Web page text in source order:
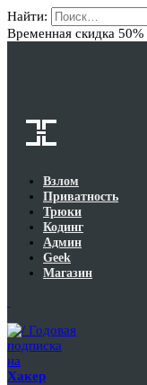
Найти:
Временная скидка 50%
Взлом
Приватность
Трюки
Кодинг
Админ
Geek
Магазин
Годовая
подписка
на
Хакер